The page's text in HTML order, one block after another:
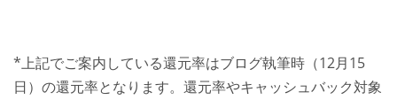
*上記でご案内している還元率はブログ執筆時（12月15
日）の還元率となります。還元率やキャッシュバック対象